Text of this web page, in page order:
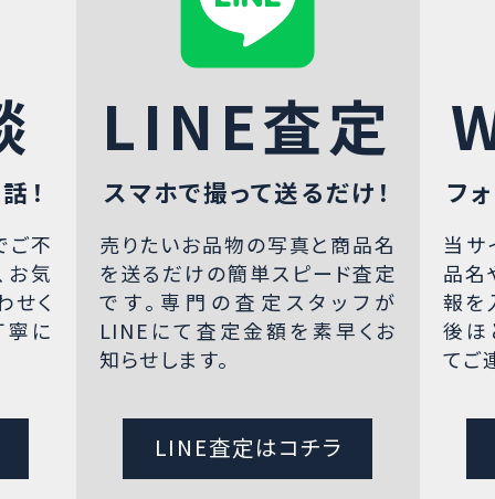
！
ご不
お気
せく
寧に
LINE査定
スマホで撮って送るだけ！
売りたいお品物の写真と商品名
を送るだけの簡単スピード査定
です。専門の査定スタッフが
LINEにて査定金額を素早くお
知らせします。
LINE査定はコチラ
フ
当サ
品名
報を
後ほ
てご